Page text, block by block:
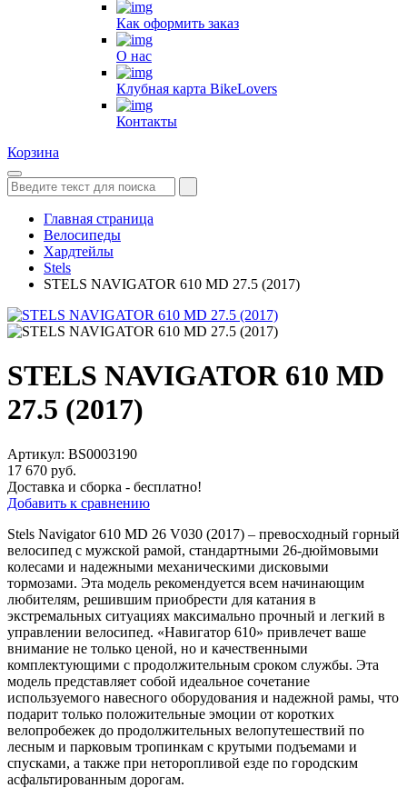
Как оформить заказ
О нас
Клубная карта BikeLovers
Контакты
Корзина
Главная страница
Велосипеды
Хардтейлы
Stels
STELS NAVIGATOR 610 MD 27.5 (2017)
STELS NAVIGATOR 610 MD
27.5 (2017)
Артикул: BS0003190
17 670 руб.
Доставка и сборка - бесплатно!
Добавить к сравнению
Stels Navigator 610 MD 26 V030 (2017) – превосходный горный
велосипед с мужской рамой, стандартными 26-дюймовыми
колесами и надежными механическими дисковыми
тормозами. Эта модель рекомендуется всем начинающим
любителям, решившим приобрести для катания в
экстремальных ситуациях максимально прочный и легкий в
управлении велосипед. «Навигатор 610» привлечет ваше
внимание не только ценой, но и качественными
комплектующими с продолжительным сроком службы. Эта
модель представляет собой идеальное сочетание
используемого навесного оборудования и надежной рамы, что
подарит только положительные эмоции от коротких
велопробежек до продолжительных велопутешествий по
лесным и парковым тропинкам с крутыми подъемами и
спусками, а также при неторопливой езде по городским
асфальтированным дорогам.